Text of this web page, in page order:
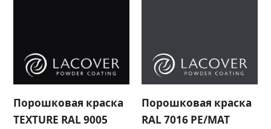
Порошковая краска
TEXTURE RAL 9005
Порошковая краска
RAL 7016 PE/MAT